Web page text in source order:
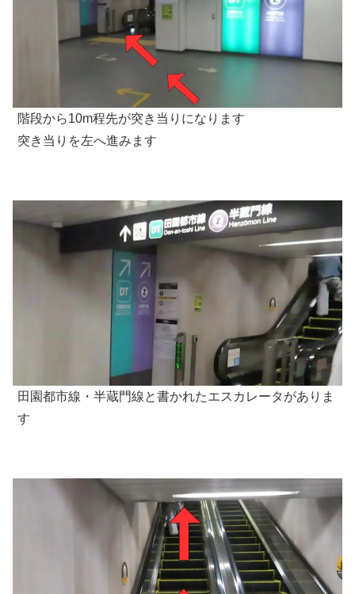
階段から10m程先が突き当りになります
突き当りを左へ進みます
田園都市線・半蔵門線と書かれたエスカレータがありま
す